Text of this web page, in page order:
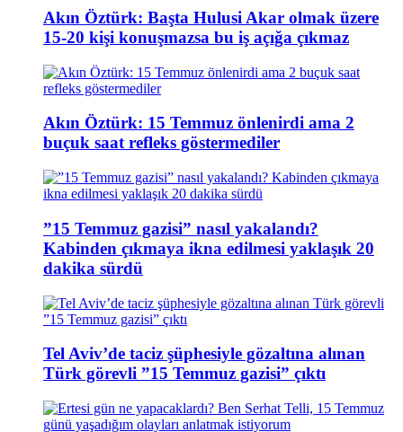
Akın Öztürk: Başta Hulusi Akar olmak üzere
15-20 kişi konuşmazsa bu iş açığa çıkmaz
Akın Öztürk: 15 Temmuz önlenirdi ama 2
buçuk saat refleks göstermediler
”15 Temmuz gazisi” nasıl yakalandı?
Kabinden çıkmaya ikna edilmesi yaklaşık 20
dakika sürdü
Tel Aviv’de taciz şüphesiyle gözaltına alınan
Türk görevli ”15 Temmuz gazisi” çıktı